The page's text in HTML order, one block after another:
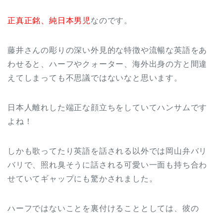
正真正銘、純日本男児 なのです。
藤井さんの彫りの深い外見的な特徴や流暢な英語をあ
わせると、ハーフやクォーター、海外出身の方と間違
えてしまっても不思議ではないなと思います。
日本人離れした端正な顔立ちをしていてハンサムです
よね！
しかも歌ってたり英語を話される以外では岡山弁バリ
バリで、照れ臭そうに話される可愛い一面も持ち合わ
せていてギャップにも驚かされました。
ハーフではないことを裏付けることとしては、彼の